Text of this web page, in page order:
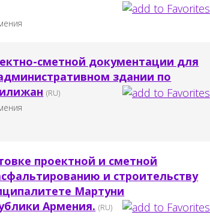
сметной документации для
здании по
(RU)
проектной и сметной
и строительству
Мартуни
Армения. (RU)